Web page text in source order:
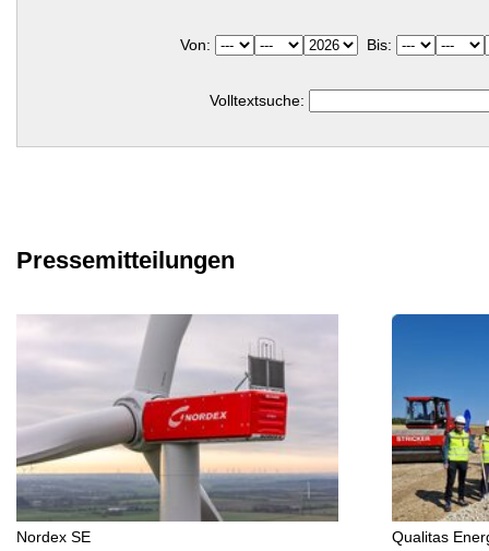
Von: Bis:
Volltextsuche:
Pressemitteilungen
Nordex SE
Qualitas